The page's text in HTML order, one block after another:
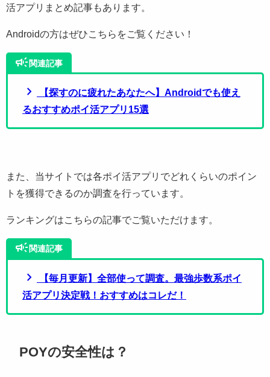
活アプリまとめ記事もあります。
Androidの方はぜひこちらをご覧ください！
campaign関連記事
chevron_right
【探すのに疲れたあなたへ】Androidでも使え
るおすすめポイ活アプリ15選
また、当サイトでは各ポイ活アプリでどれくらいのポイン
トを獲得できるのか調査を行っています。
ランキングはこちらの記事でご覧いただけます。
campaign関連記事
chevron_right
【毎月更新】全部使って調査。最強歩数系ポイ
活アプリ決定戦！おすすめはコレだ！
POYの安全性は？